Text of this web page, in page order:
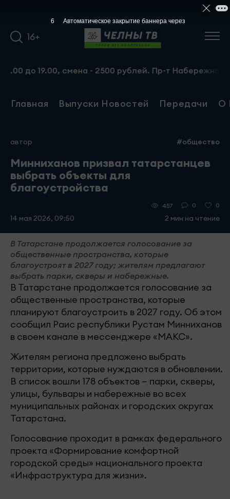
16+
смена - 2500 рублей. Пр-т Набережночелнинский,
Главная Выпуски Новостей Передачи О
автор #общество
Минниханов призвал татарстанцев
выбрать объекты для
благоустройства
14 мая 2026, 09:50
457 0 0
2 мин на чтение
В Татарстане продолжается голосование за
общественные пространства, которые
благоустроят в 2027 году; жителям предлагают
выбрать парки, скверы и набережные.
В Татарстане продолжается голосование за
общественные пространства, которые
планируют благоустроить в 2027 году. Об этом
сообщил Раис республики Рустам Минниханов
в своем канале в мессенджере «МАКС».
Жителям региона предложено выбрать
территории, которые нуждаются в обновлении.
В список вошли 178 объектов — парки, скверы,
улицы, бульвары и набережные во всех
муниципальных районах и городских округах
Татарстана.
Голосование проходит в рамках федерального
проекта «Формирование комфортной
городской среды» национального проекта
«Инфраструктура для жизни».
5 Автоматическое закрытие баннера через